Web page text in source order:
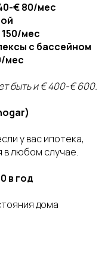
€ 80/мес
мес
с бассейном
мес
быть и € 400-€ 600.
у вас ипотека,
в любом случае.
в год
дома